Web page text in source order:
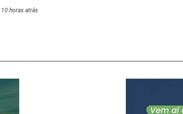
balanço de produtividade de julho: um dos
adolescentes apreendidos10 armas de fogo
10 horas atrás